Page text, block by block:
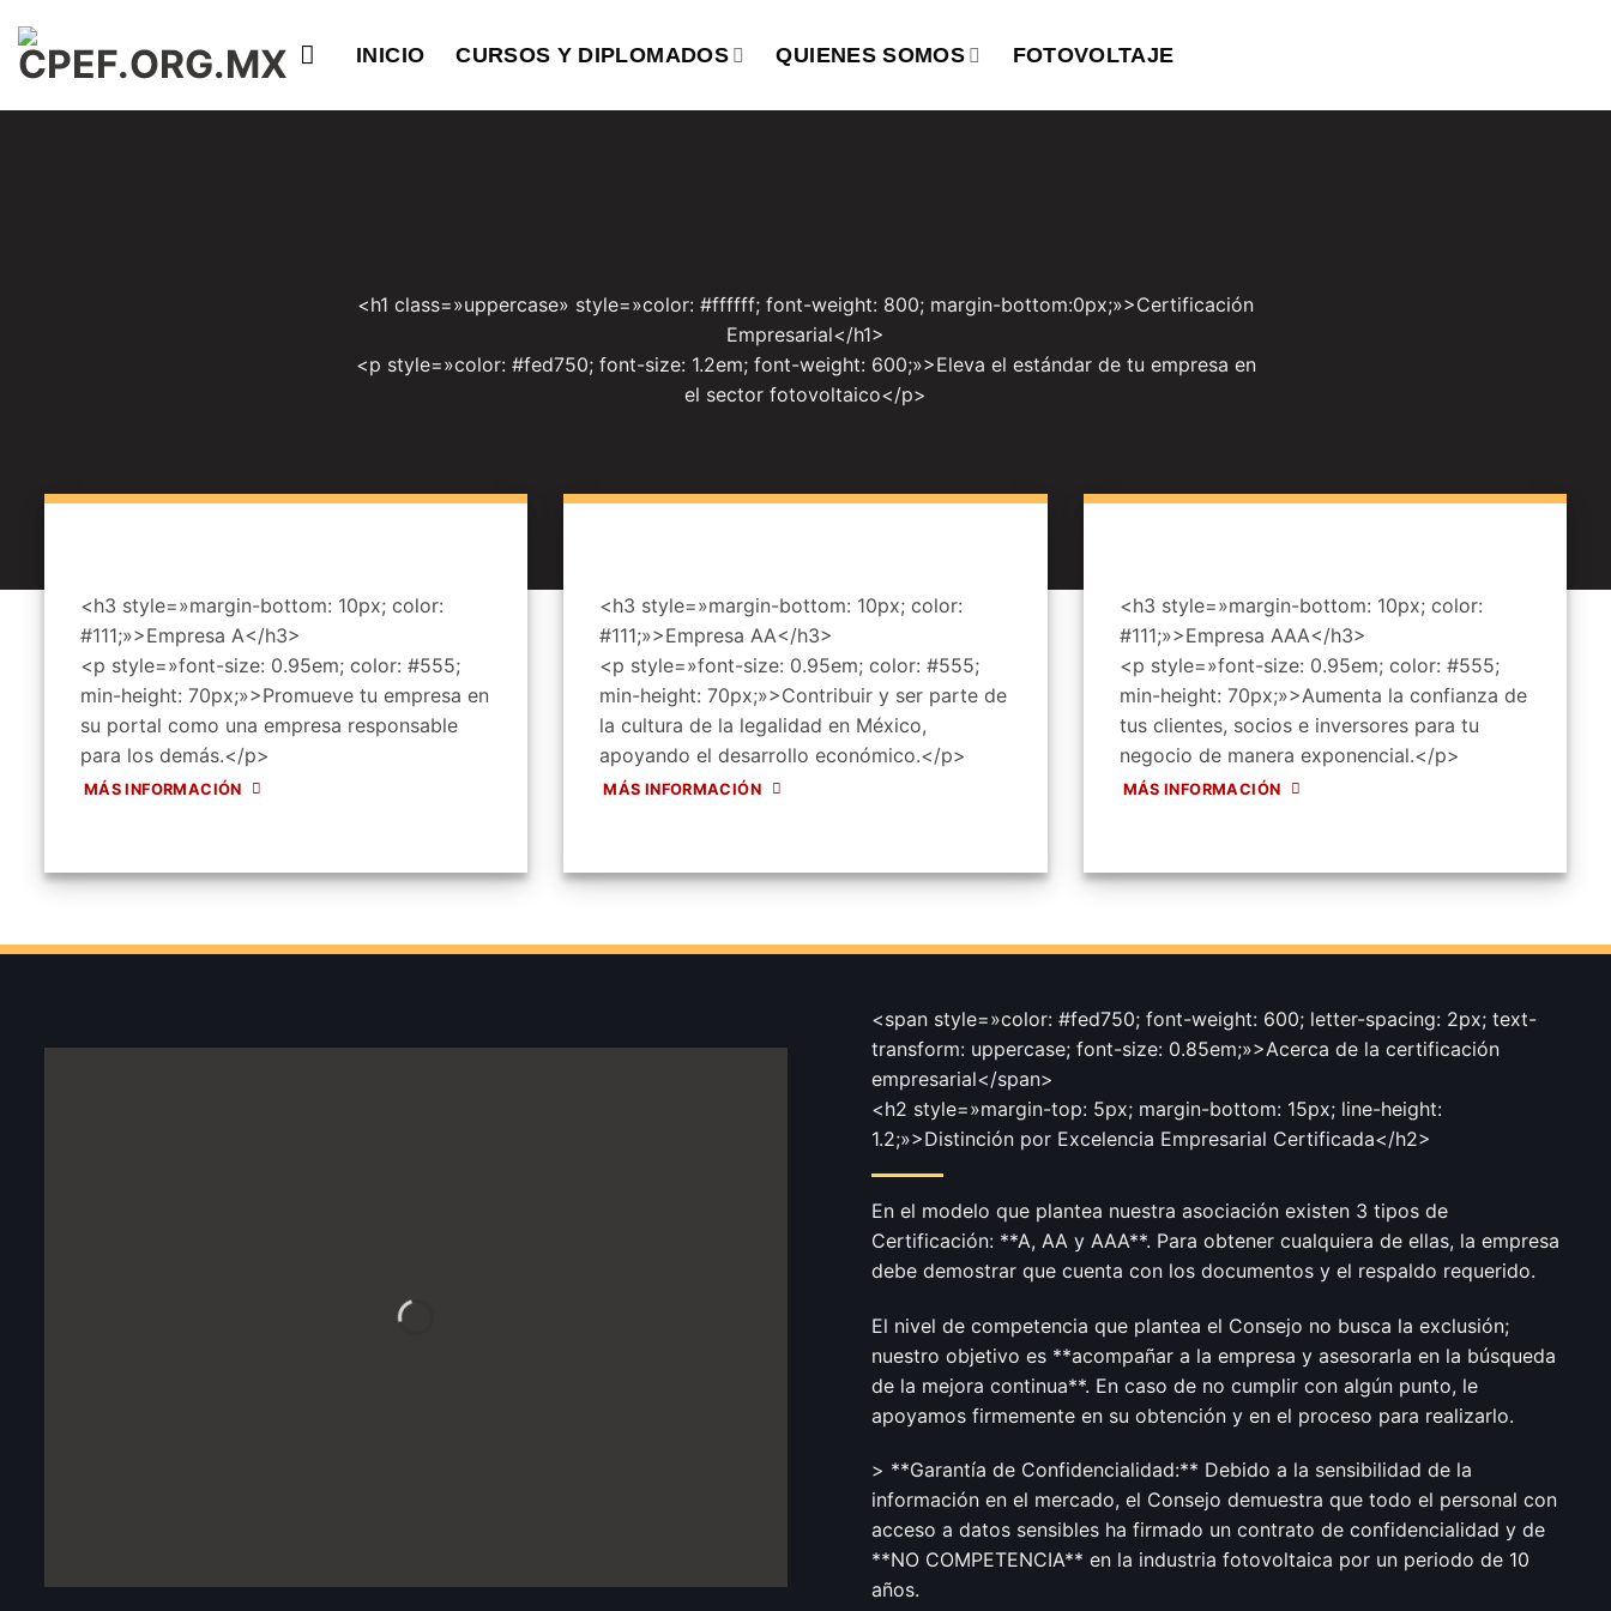
contenido
INICIO CURSOS Y DIPLOMADOS QUIENES SOMOS FOTOVOLTAJE
<h1 class=»uppercase» style=»color: #ffffff; font-weight: 800; margin-bottom:0px;»>Certificación
Empresarial</h1>
<p style=»color: #fed750; font-size: 1.2em; font-weight: 600;»>Eleva el estándar de tu empresa en
el sector fotovoltaico</p>
<h3 style=»margin-bottom: 10px; color:
#111;»>Empresa A</h3>
<p style=»font-size: 0.95em; color: #555;
min-height: 70px;»>Promueve tu empresa en
su portal como una empresa responsable
para los demás.</p>
MÁS INFORMACIÓN
<h3 style=»margin-bottom: 10px; color:
#111;»>Empresa AA</h3>
<p style=»font-size: 0.95em; color: #555;
min-height: 70px;»>Contribuir y ser parte de
la cultura de la legalidad en México,
apoyando el desarrollo económico.</p>
MÁS INFORMACIÓN
<h3 style=»margin-bottom: 10px; color:
#111;»>Empresa AAA</h3>
<p style=»font-size: 0.95em; color: #555;
min-height: 70px;»>Aumenta la confianza de
tus clientes, socios e inversores para tu
negocio de manera exponencial.</p>
MÁS INFORMACIÓN
<span style=»color: #fed750; font-weight: 600; letter-spacing: 2px; text-
transform: uppercase; font-size: 0.85em;»>Acerca de la certificación
empresarial</span>
<h2 style=»margin-top: 5px; margin-bottom: 15px; line-height:
1.2;»>Distinción por Excelencia Empresarial Certificada</h2>
En el modelo que plantea nuestra asociación existen 3 tipos de
Certificación: **A, AA y AAA**. Para obtener cualquiera de ellas, la empresa
debe demostrar que cuenta con los documentos y el respaldo requerido.
El nivel de competencia que plantea el Consejo no busca la exclusión;
nuestro objetivo es **acompañar a la empresa y asesorarla en la búsqueda
de la mejora continua**. En caso de no cumplir con algún punto, le
apoyamos firmemente en su obtención y en el proceso para realizarlo.
> **Garantía de Confidencialidad:** Debido a la sensibilidad de la
información en el mercado, el Consejo demuestra que todo el personal con
acceso a datos sensibles ha firmado un contrato de confidencialidad y de
**NO COMPETENCIA** en la industria fotovoltaica por un periodo de 10
años.